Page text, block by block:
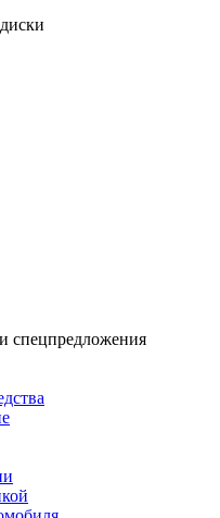
спецпредложения